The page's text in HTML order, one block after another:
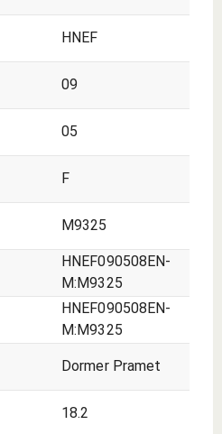
HNEF
09
05
F
M9325
HNEF090508EN-
M:M9325
HNEF090508EN-
M:M9325
Dormer Pramet
18.2